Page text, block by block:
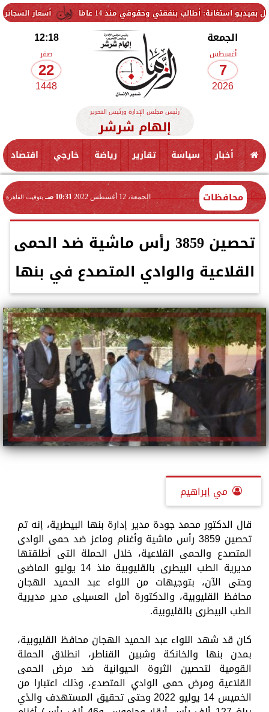
أسعار السجائر اليوم الجمعة 8 أغسطس 2026 بعد الزيادة.. القائمة الكاملة أطالب بنفقتي وحقوقي منذ 14 عامًا
الجمعة
أغسطس
7
2026
12:18
صفر
22
1448
رئيس مجلس الإدارة ورئيس التحرير
إلهام شرشر
أخبار سياسة تقارير رياضة خارجي اقتصاد
محافظات الجمعة، 12 أغسطس 2022 10:31 صـ بتوقيت القاهرة
تحصين 3859 رأس ماشية ضد الحمى
القلاعية والوادي المتصدع في بنها
مي إبراهيم
قال الدكتور محمد جودة مدير إدارة بنها البيطرية، إنه تم
تحصين 3859 رأس ماشية وأغنام وماعز ضد حمى الوادى
المتصدع والحمى القلاعية، خلال الحملة التى أطلقتها
مديرية الطب البيطرى بالقليوبية منذ 14 يوليو الماضى
وحتى الآن، بتوجيهات من اللواء عبد الحميد الهجان
محافظ القليوبية، والدكتورة أمل العسيلى مدير مديرية
الطب البيطرى بالقليوبية.
كان قد شهد اللواء عبد الحميد الهجان محافظ القليوبية،
بمدن بنها والخانكة وشبين القناطر، انطلاق الحملة
القومية لتحصين الثروة الحيوانية ضد مرض الحمى
القلاعية ومرض حمى الوادي المتصدع، وذلك اعتبارا من
الخميس 14 يوليو 2022 وحتى تحقيق المستهدف والذي